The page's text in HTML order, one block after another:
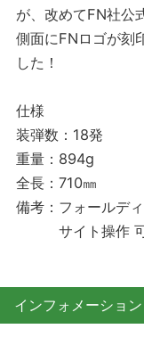
が、改めてFN社公
側面にFNロゴが刻
した！
仕様
装弾数：18発
重量：894g
全長：710㎜
備考：フォールデ
サイト操作
インフォメーション